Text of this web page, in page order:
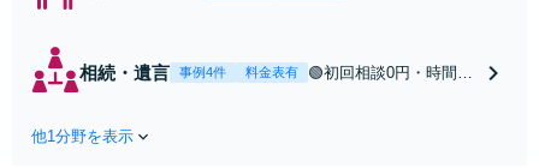
応】中高年離婚／
相続・遺言 事例4件 料金表有
🟢初回相談0円・時間無
他1分野を表示